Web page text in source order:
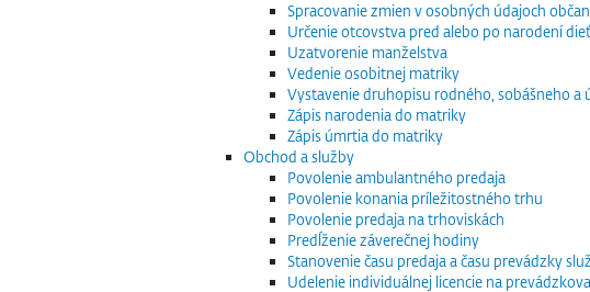
Spracovanie zmien v osobných údajoch
Určenie otcovstva pred alebo po narodení
Uzatvorenie manželstva
Vedenie osobitnej matriky
Vystavenie druhopisu rodného, sobášneho a
Zápis narodenia do matriky
Zápis úmrtia do matriky
Obchod a služby
Povolenie ambulantného predaja
Povolenie konania príležitostného trhu
Povolenie predaja na trhoviskách
Predĺženie záverečnej hodiny
Stanovenie času predaja a času prevádzky
Udelenie individuálnej licencie na